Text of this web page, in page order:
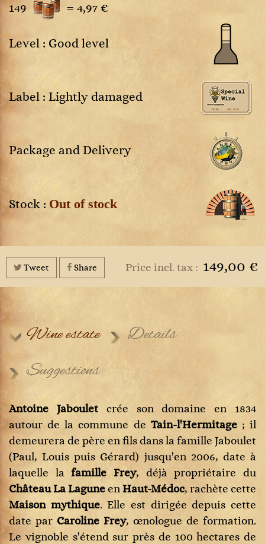
149 = 4,97 €
Level : Good level
Label : Lightly damaged
Package and Delivery
Stock : Out of stock
Price incl. tax : 149,00 €
Tweet Share
Wine estate
Details
Suggestions
Antoine Jabouletcrée son domaine en 1834
autour de la commune de Tain-l'Hermitage ; il
demeurera de père en fils dans la famille Jaboulet
(Paul, Louis puis Gérard) jusqu'en 2006, date à
laquelle lafamille Frey, déjà propriétaire du
Château La LaguneenHaut-Médoc, rachète cette
Maison mythique. Elle est dirigée depuis cette
date par Caroline Frey, œnologue de formation.
Le vignoble s'étend sur près de 100 hectares de